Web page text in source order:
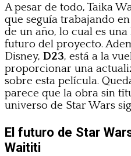
A pesar de todo, Taika
que seguía trabajando
de un año, lo cual es
futuro del proyecto.
Disney, D23, está a la
proporcionar una
sobre esta película.
parece que la obra sin
universo de Star Wars
El futuro de Star
Waititi